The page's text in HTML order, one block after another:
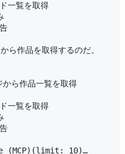
一覧を取得
ら作品を取得するのだ。
ら作品一覧を取得
一覧を取得
(MCP)(limit: 10)…